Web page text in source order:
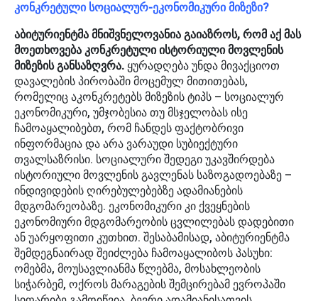
კონკრეტული სოციალურ-ეკონომიკური მიზეზი?
აბიტურიენტმა მნიშვნელოვანია გაიაზროს, რომ აქ მას
მოეთხოვება კონკრეტული ისტორიული მოვლენის
მიზეზის განსაზღვრა. ყურადღება უნდა მივაქციოთ
დავალების პირობაში მოცემულ მითითებას,
რომელიც აკონკრეტებს მიზეზის ტიპს – სოციალურ
ეკონომიკური, უმჯობესია თუ მსჯელობას ისე
ჩამოაყალიბებთ, რომ ჩანდეს ფაქტობრივი
ინფორმაცია და არა ვარაუდი სუბიექტური
თვალსაზრისი. სოციალური შედეგი უკავშირდება
ისტორიული მოვლენის გავლენას საზოგადოებაზე –
ინდივიდების ღირებულებებზე ადამიანების
მდგომარეობაზე. ეკონომიკური კი ქვეყნების
ეკონომიური მდგომარეობის ცვლილებას დადებითი
ან უარყოფითი კუთხით. შესაბამისად, აბიტურიენტმა
შემდეგნაირად შეიძლება ჩამოაყალიბოს პასუხი:
ომებმა, მოუსავლიანმა წლებმა, მოსახლეობის
სიჭარბემ, ოქროს მარაგების შემცირებამ ევროპაში